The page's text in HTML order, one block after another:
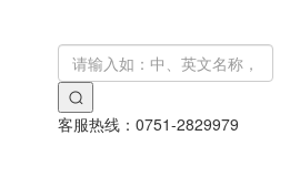
客服热线： 0751-2829979